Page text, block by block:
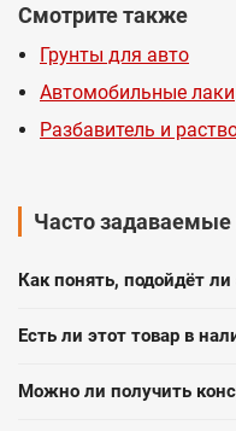
Смотрите также
Грунты для авто
Автомобильные лаки
Разбавитель и
Часто задаваемые
Как понять, подойдёт
Есть ли этот товар в
Можно ли получить